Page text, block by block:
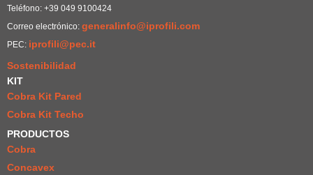
Teléfono: +39 049 9100424
Correo electrónico: generalinfo@iprofili.com
PEC: iprofili@pec.it
Sostenibilidad
KIT
Cobra Kit Pared
Cobra Kit Techo
PRODUCTOS
Cobra
Concavex